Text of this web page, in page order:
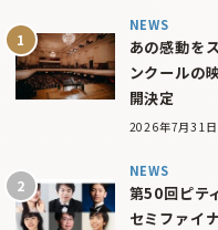
NEWS
あの感動を
ンクールの
開決定
2026年7月31日
NEWS
第50回ピテ
セミファイ